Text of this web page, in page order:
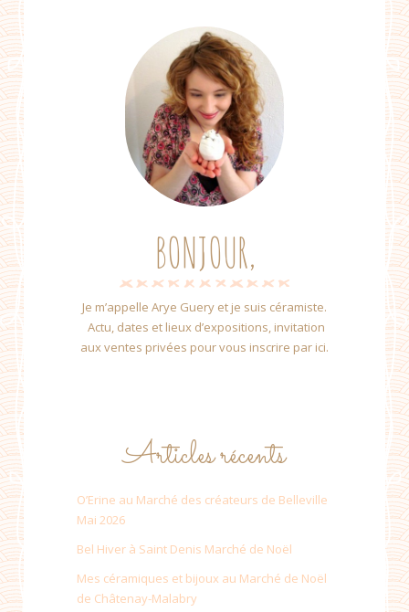
BONJOUR,
Je m’appelle Arye Guery et je suis céramiste.
Actu, dates et lieux d’expositions, invitation
aux ventes privées pour vous inscrire par ici.
Articles récents
O’Erine au Marché des créateurs de Belleville
Mai 2026
Bel Hiver à Saint Denis Marché de Noël
Mes céramiques et bijoux au Marché de Noël
de Châtenay-Malabry